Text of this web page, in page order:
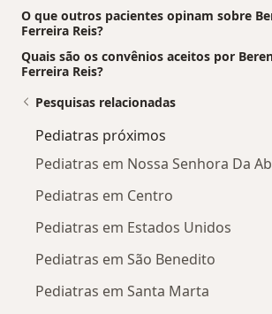
O que outros pacientes opinam sobre
Ferreira Reis?
Quais são os convênios aceitos por
Ferreira Reis?
Pesquisas relacionadas
Pediatras próximos
Pediatras em Nossa Senhora Da
Pediatras em Centro
Pediatras em Estados Unidos
Pediatras em São Benedito
Pediatras em Santa Marta